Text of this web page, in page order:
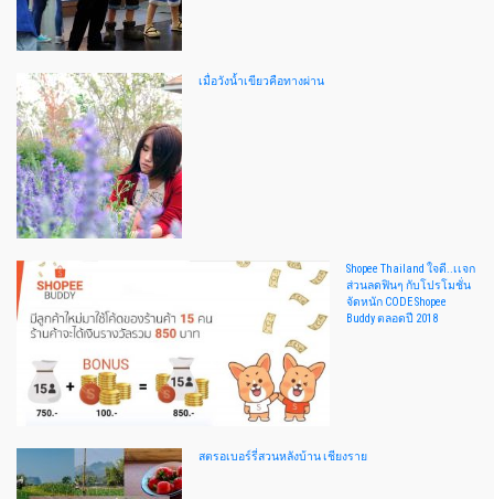
เมื่อวังน้ำเขียวคือทางผ่าน
Shopee Thailand ใจดี..เเจก
ส่วนลดฟินๆ กับโปรโมชั่น
จัดหนัก CODE Shopee
Buddy ตลอดปี 2018
สตรอเบอร์รี่สวนหลังบ้าน เชียงราย